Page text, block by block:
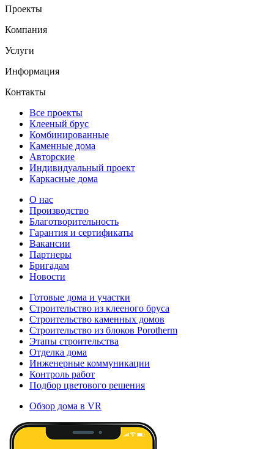
Проекты
Компания
Услуги
Информация
Контакты
Все проекты
Клееный брус
Комбинированные
Каменные дома
Авторские
Индивидуальный проект
Каркасные дома
О нас
Производство
Благотворительность
Гарантия и сертификаты
Вакансии
Партнеры
Бригадам
Новости
Готовые дома и участки
Строительство из клееного бруса
Строительство каменных домов
Строительство из блоков Porotherm
Этапы строительства
Отделка дома
Инженерные коммуникации
Контроль работ
Подбор цветового решения
Обзор дома в VR